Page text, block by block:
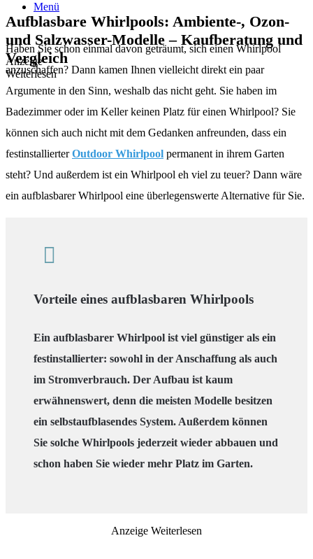
Menü
Aufblasbare Whirlpools: Ambiente-, Ozon-
und Salzwasser-Modelle – Kaufberatung und
Vergleich
Anzeige
Weiterlesen
Haben Sie schon einmal davon geträumt, sich einen Whirlpool
anzuschaffen? Dann kamen Ihnen vielleicht direkt ein paar
Argumente in den Sinn, weshalb das nicht geht. Sie haben im
Badezimmer oder im Keller keinen Platz für einen Whirlpool? Sie
können sich auch nicht mit dem Gedanken anfreunden, dass ein
festinstallierterOutdoor Whirlpool permanent in ihrem Garten
steht? Und außerdem ist ein Whirlpool eh viel zu teuer? Dann wäre
ein aufblasbarer Whirlpool eine überlegenswerte Alternative für Sie.
Vorteile eines aufblasbaren Whirlpools
Ein aufblasbarer Whirlpool ist viel günstiger als ein
festinstallierter: sowohl in der Anschaffung als auch
im Stromverbrauch. Der Aufbau ist kaum
erwähnenswert, denn die meisten Modelle besitzen
ein selbstaufblasendes System. Außerdem können
Sie solche Whirlpools jederzeit wieder abbauen und
schon haben Sie wieder mehr Platz im Garten.
Anzeige Weiterlesen